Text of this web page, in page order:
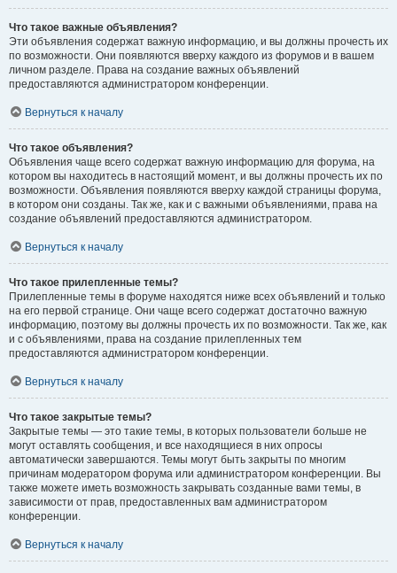
Что такое важные объявления?
Эти объявления содержат важную информацию, и вы должны прочесть их
по возможности. Они появляются вверху каждого из форумов и в вашем
личном разделе. Права на создание важных объявлений
предоставляются администратором конференции.
Вернуться к началу
Что такое объявления?
Объявления чаще всего содержат важную информацию для форума, на
котором вы находитесь в настоящий момент, и вы должны прочесть их по
возможности. Объявления появляются вверху каждой страницы форума,
в котором они созданы. Так же, как и с важными объявлениями, права на
создание объявлений предоставляются администратором.
Вернуться к началу
Что такое прилепленные темы?
Прилепленные темы в форуме находятся ниже всех объявлений и только
на его первой странице. Они чаще всего содержат достаточно важную
информацию, поэтому вы должны прочесть их по возможности. Так же, как
и с объявлениями, права на создание прилепленных тем
предоставляются администратором конференции.
Вернуться к началу
Что такое закрытые темы?
Закрытые темы — это такие темы, в которых пользователи больше не
могут оставлять сообщения, и все находящиеся в них опросы
автоматически завершаются. Темы могут быть закрыты по многим
причинам модератором форума или администратором конференции. Вы
также можете иметь возможность закрывать созданные вами темы, в
зависимости от прав, предоставленных вам администратором
конференции.
Вернуться к началу